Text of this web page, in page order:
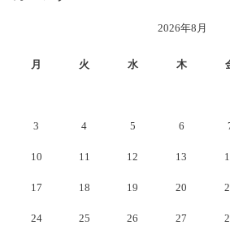
2026年8月
月 火 水 木
3 4 5 6
10 11 12 13
17 18 19 20
24 25 26 27